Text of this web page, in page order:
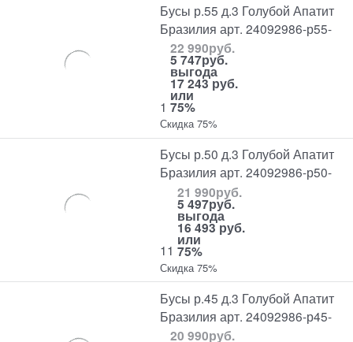
Бусы р.55 д.3 Голубой Апатит
Бразилия арт. 24092986-р55-
1
22 990руб.
5 747руб.
выгода
17 243 руб.
или
75%
Скидка 75%
Бусы р.50 д.3 Голубой Апатит
Бразилия арт. 24092986-р50-
11
21 990руб.
5 497руб.
выгода
16 493 руб.
или
75%
Скидка 75%
Бусы р.45 д.3 Голубой Апатит
Бразилия арт. 24092986-р45-
20 990руб.